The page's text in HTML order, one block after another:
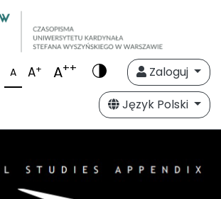
A A+ A++
Zaloguj
Język Polski